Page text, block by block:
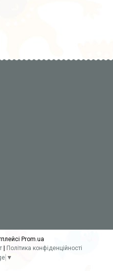
Prom.ua
Політика конфіденційності
▼